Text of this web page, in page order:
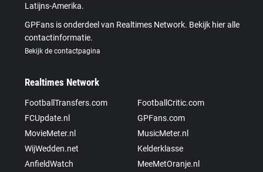
Latijns-Amerika.
GPFans is onderdeel van Realtimes Network. Bekijk hier alle
contactinformatie.
Bekijk de contactpagina
Realtimes Network
FootballTransfers.com
FootballCritic.com
FCUpdate.nl
GPFans.com
MovieMeter.nl
MusicMeter.nl
WijWedden.net
Kelderklasse
AnfieldWatch
MeeMetOranje.nl